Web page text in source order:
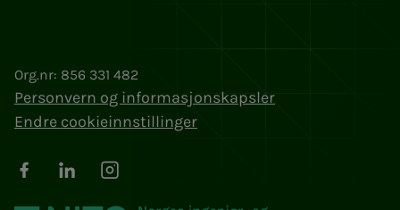
Org.nr: 856 331 482
Personvern og informasjonskapsler
Endre cookieinnstillinger
FacebookLinkedInInstagram